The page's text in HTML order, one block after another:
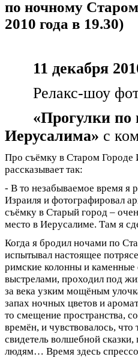
по ночному
2010 года в 19.30)
11 декабря
Релакс-шоу
«Прогулки по
Иерусалима» с
Про съёмку в Старом
рассказывает так:
- В то незабываемое время я
Израиля и фотографировал
съёмку в Старый город –
место в Иерусалиме. Там я
Когда я бродил ночами по
испытывал настоящее
римские колонны и
выстрелами, проходил под
за века узким мощёным
запах ночных цветов и
то смещение пространства,
времён, и чувствовалось,
свидетель волшебной
людям… Время здесь